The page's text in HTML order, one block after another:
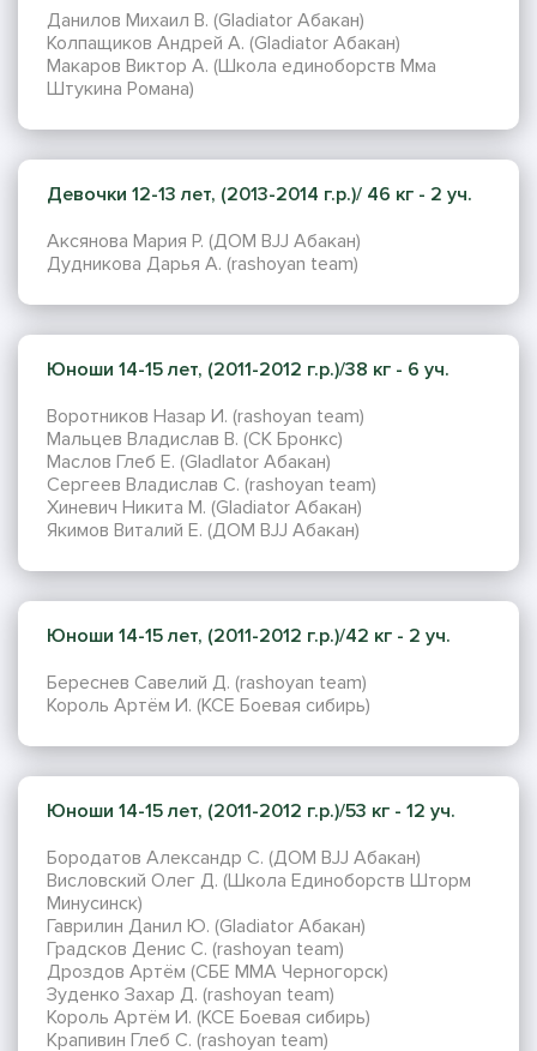
Данилов Михаил В. (Gladiator Абакан)
Колпащиков Андрей А. (Gladiator Абакан)
Макаров Виктор А. (Школа единоборств Мма
Штукина Романа)
Девочки 12-13 лет, (2013-2014 г.р.)/ 46 кг - 2 уч.
Аксянова Мария Р. (ДОМ BJJ Абакан)
Дудникова Дарья А. (rashoyan team)
Юноши 14-15 лет, (2011-2012 г.р.)/38 кг - 6 уч.
Воротников Назар И. (rashoyan team)
Мальцев Владислав В. (СК Бронкс)
Маслов Глеб Е. (Gladlator Абакан)
Сергеев Владислав С. (rashoyan team)
Хиневич Никита М. (Gladiator Абакан)
Якимов Виталий Е. (ДОМ BJJ Абакан)
Юноши 14-15 лет, (2011-2012 г.р.)/42 кг - 2 уч.
Береснев Савелий Д. (rashoyan team)
Король Артём И. (КСЕ Боевая сибирь)
Юноши 14-15 лет, (2011-2012 г.р.)/53 кг - 12 уч.
Бородатов Александр С. (ДОМ BJJ Абакан)
Висловский Олег Д. (Школа Единоборств Шторм
Минусинск)
Гаврилин Данил Ю. (Gladiator Абакан)
Градсков Денис С. (rashoyan team)
Дроздов Артём (СБЕ ММА Черногорск)
Зуденко Захар Д. (rashoyan team)
Король Артём И. (КСЕ Боевая сибирь)
Крапивин Глеб С. (rashoyan team)